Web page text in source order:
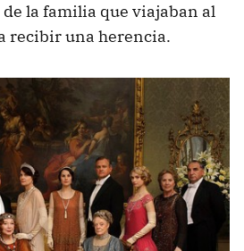
la familia que viajaban al
recibir una herencia.